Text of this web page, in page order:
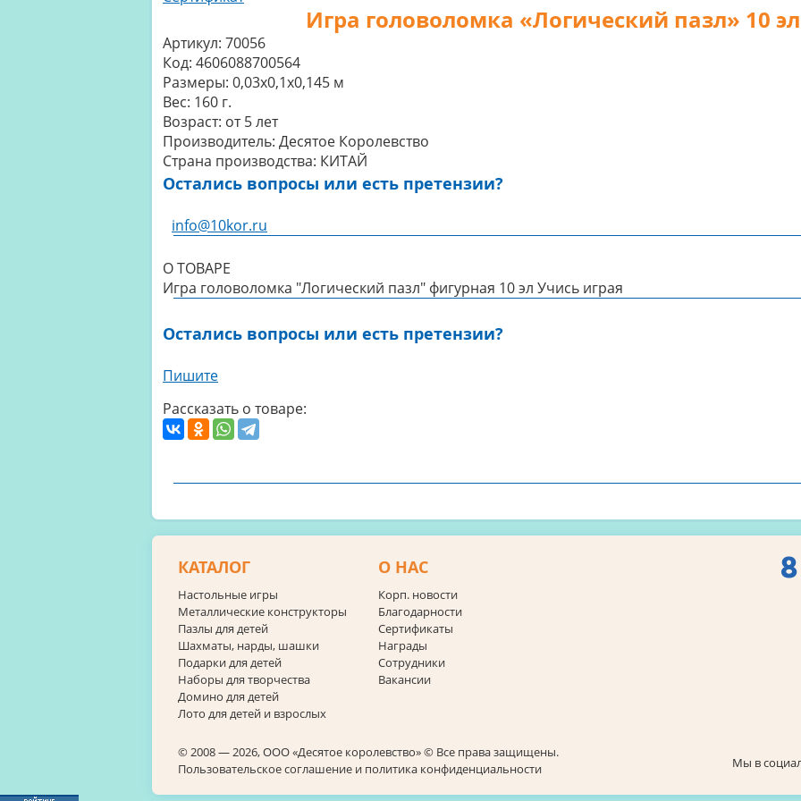
Игра головоломка «Логический пазл» 10
Артикул: 70056
Код: 4606088700564
Размеры: 0,03x0,1x0,145 м
Вес: 160 г.
Возраст: от 5 лет
Производитель: Десятое Королевство
Страна производства: КИТАЙ
Остались вопросы или есть претензии?
info@10kor.ru
О ТОВАРЕ
Игра головоломка "Логический пазл" фигурная 10 эл Учись играя
Остались вопросы или есть претензии?
Пишите
Рассказать о товаре:
КАТАЛОГ
Настольные игры
Металлические конструкторы
Пазлы для детей
Шахматы, нарды, шашки
Подарки для детей
Наборы для творчества
Домино для детей
Лото для детей и взрослых
О НАС
Корп. новости
Благодарности
Сертификаты
Награды
Сотрудники
Вакансии
© 2008 — 2026, ООО «Десятое королевство» © Все права защищены.
Пользовательское соглашение и политика конфиденциальности
Мы в